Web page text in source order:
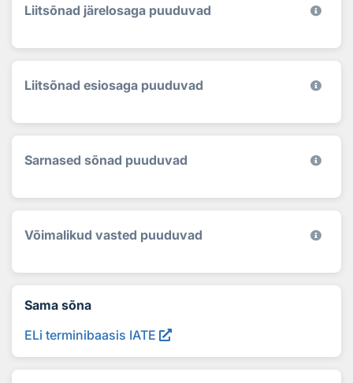
Liitsõnad järelosaga puuduvad
Liitsõnad esiosaga puuduvad
Sarnased sõnad puuduvad
Võimalikud vasted puuduvad
Sama sõna
ELi terminibaasis IATE